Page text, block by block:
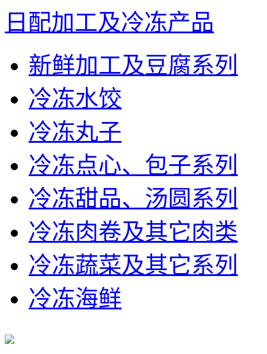
日配加工及冷冻产品
新鲜加工及豆腐系列
冷冻水饺
冷冻丸子
冷冻点心、包子系列
冷冻甜品、汤圆系列
冷冻肉卷及其它肉类
冷冻蔬菜及其它系列
冷冻海鲜